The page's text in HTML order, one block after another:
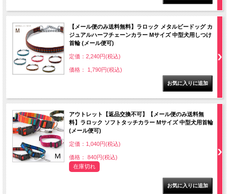
【メール便のみ送料無料】ラロック メタルビードッグ カ
ジュアルハーフチェーンカラー Mサイズ 中型犬用しつけ
首輪 (メール便可)
定価：2,240円(税込)
価格： 1,790円(税込)
アウトレット【返品交換不可】【メール便のみ送料無
料】ラロック ソフトタッチカラー Mサイズ 中型犬用首輪
(メール便可)
定価：1,040円(税込)
価格： 840円(税込)
在庫切れ